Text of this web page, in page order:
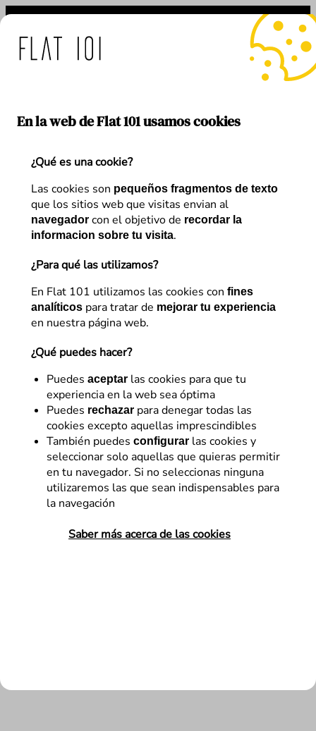
En la web de Flat 101 usamos cookies
¿Qué es una cookie?
Las cookies son pequeños fragmentos de texto
que los sitios web que visitas envian al
navegador con el objetivo de recordar la
informacion sobre tu visita.
¿Para qué las utilizamos?
En Flat 101 utilizamos las cookies con fines
analíticos para tratar de mejorar tu experiencia
en nuestra página web.
¿Qué puedes hacer?
Puedes aceptar las cookies para que tu
experiencia en la web sea óptima
Puedes rechazar para denegar todas las
cookies excepto aquellas imprescindibles
También puedes configurar las cookies y
seleccionar solo aquellas que quieras permitir
en tu navegador. Si no seleccionas ninguna
utilizaremos las que sean indispensables para
la navegación
Saber más acerca de las cookies
Saltar
contenido
Categoría:E-commerce
E-commerce
El ratio de aceptación de
cookies también se puede
medir
Te explicamos cómo hemos readaptado